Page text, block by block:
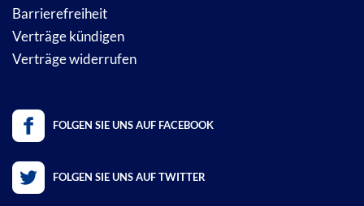
Barrierefreiheit
Verträge kündigen
Verträge widerrufen
FOLGEN SIE UNS AUF FACEBOOK
FOLGEN SIE UNS AUF TWITTER